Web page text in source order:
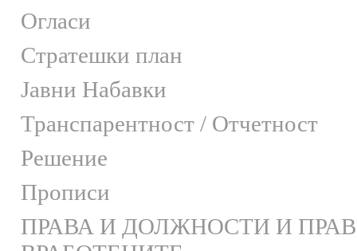
Огласи
Стратешки план
Јавни Набавки
Транспарентност / Отчетност
Решение
Прописи
ПРАВА И ДОЛЖНОСТИ И